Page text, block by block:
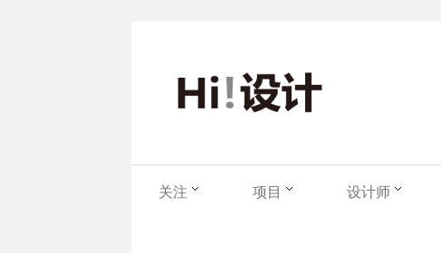
关注 项目 设计师